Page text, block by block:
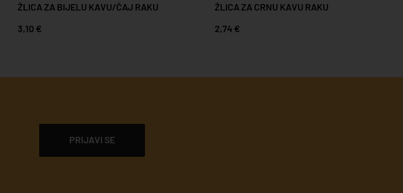
ŽLICA ZA BIJELU KAVU/ČAJ RAKU
3,10 €
ŽLICA ZA CRNU KAVU RAKU
2,74 €
PRIJAVI SE